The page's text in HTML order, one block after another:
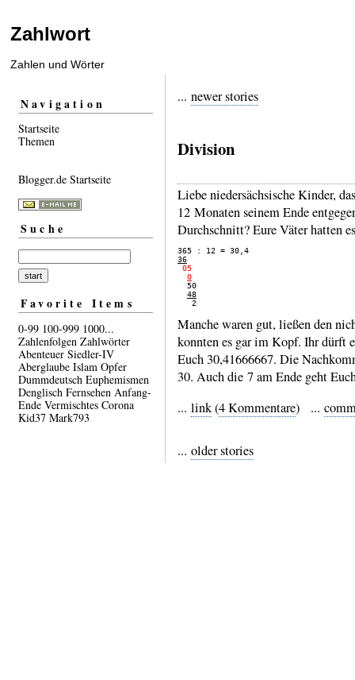
Zahlwort
Zahlen und Wörter
Navigation
Startseite
Themen
Blogger.de Startseite
Suche
Favorite Items
0-99 100-999 1000...
Zahlenfolgen Zahlwörter
Abenteuer Siedler-IV
Aberglaube Islam Opfer
Dummdeutsch Euphemismen
Denglisch Fernsehen Anfang-
Ende Vermischtes Corona
Kid37 Mark793
... newer stories
Division
Liebe nieder­säch­sische Kinder,
12 Mona­ten seinem Ende
Durch­schnitt? Eure Väter hatten
36
05
0
48
Manche waren gut, ließen den
konnten es gar im Kopf. Ihr dürft
Euch 30,41666667. Die
30. Auch die 7 am Ende geht
... link(4 Kommentare) ...
... older stories